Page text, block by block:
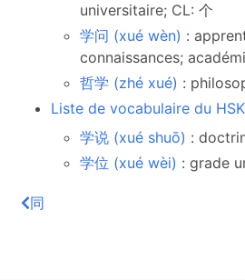
universitaire; CL: 个
学问 (xué wèn) :
connaissances;
哲学 (zhé xué) :
Liste de vocabulaire du
学说 (xué shuō) :
学位 (xué wèi) : grade
同